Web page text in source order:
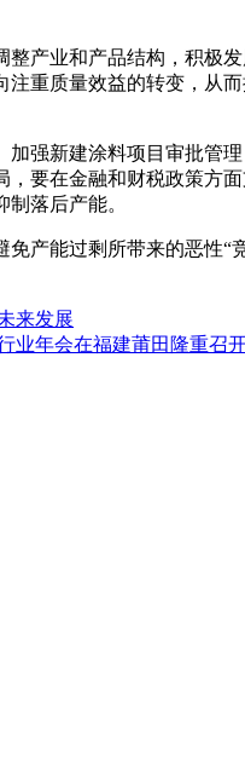
产业和产品结构，积极
重质量效益的转变，从
加强新建涂料项目审批管
要在金融和财税政策方
落后产能。
产能过剩所带来的恶性“
来发展
业年会在福建莆田隆重召